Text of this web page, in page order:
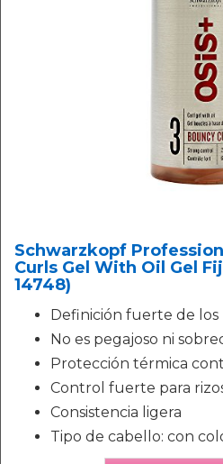
Schwarzkopf
Curls Gel With Oil Gel
14748)
Definición fuerte de los
No es pegajoso ni
Protección térmica
Control fuerte para
Consistencia ligera
Tipo de cabello: con